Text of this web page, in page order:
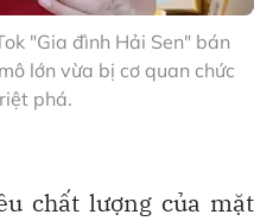
"Gia đình Hải Sen" bán
lớn vừa bị cơ quan chức
phá.
chất lượng của mặt